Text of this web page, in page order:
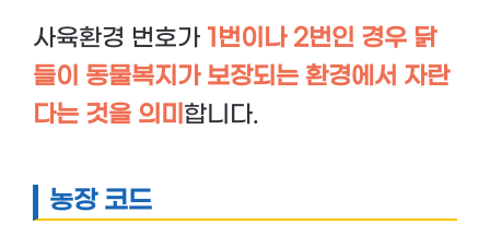
사육환경 번호가 1번이나 2번인 경우 닭
들이 동물복지가 보장되는 환경에서 자란
다는 것을 의미 합니다.
농장 코드